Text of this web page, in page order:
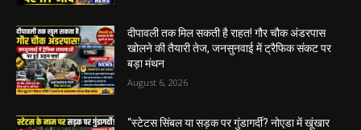
दीपावली तक मिल सकती है राहत! गौर चौक अंडरपास
खोलने की तैयारी तेज, जनसुनवाई में ट्रैफिक संकट पर
बड़ा मंथन
August 6, 2026
“स्टेटस सिंबल या सड़क पर गुंडागर्दी? नोएडा में खूंखार